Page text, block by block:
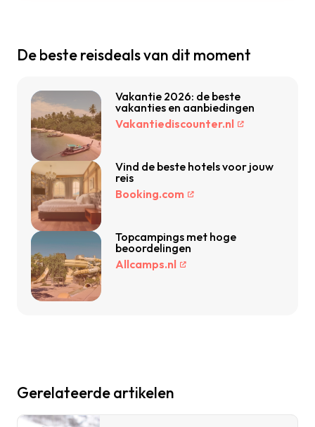
De beste reisdeals van dit moment
Vakantie 2026: de beste
vakanties en aanbiedingen
Vakantiediscounter.nl
Vind de beste hotels voor jouw
reis
Booking.com
Topcampings met hoge
beoordelingen
Allcamps.nl
Gerelateerde artikelen